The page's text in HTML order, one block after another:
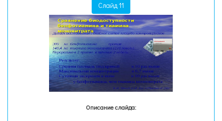
Слайд 11
Описание слайда: